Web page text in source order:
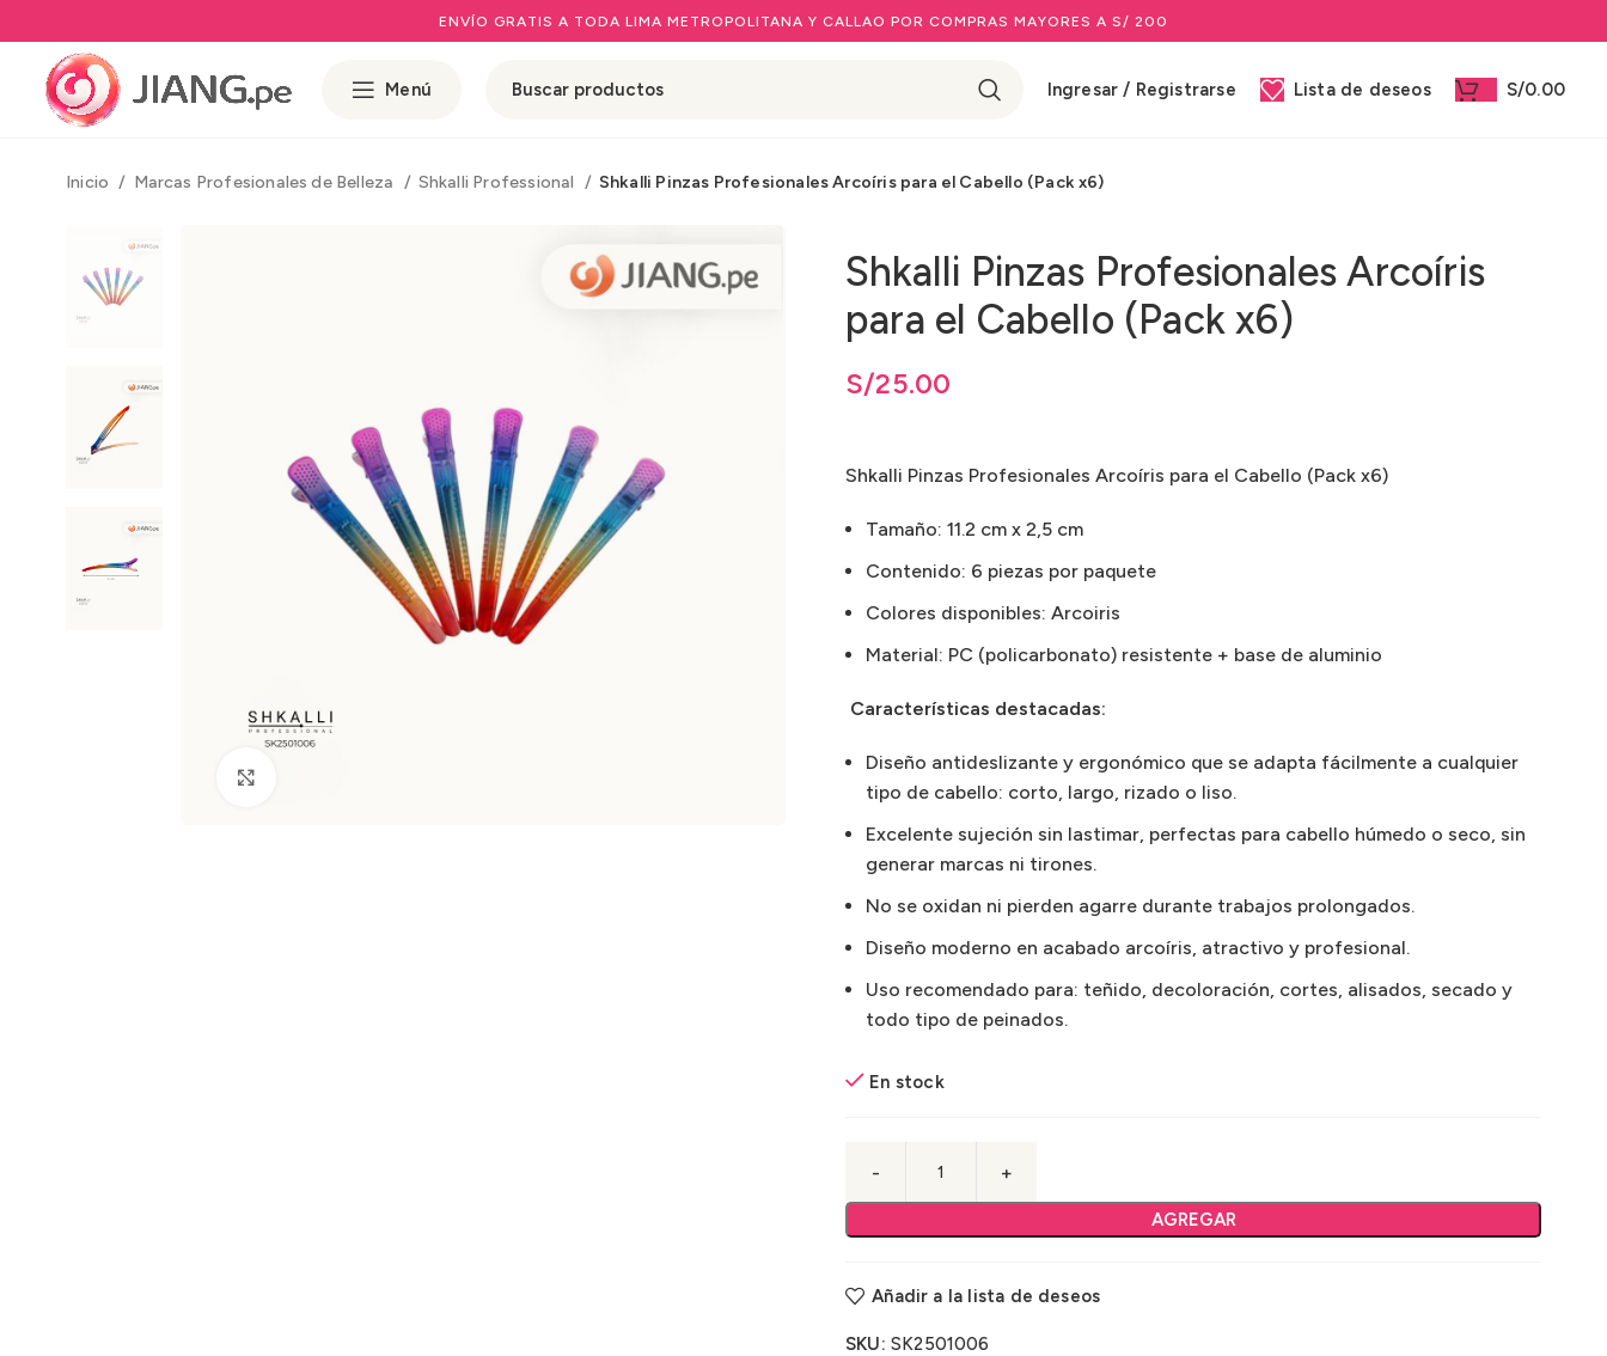
ENVÍO GRATIS A TODA LIMA METROPOLITANA Y CALLAO POR COMPRAS MAYORES A S/ 200
Menú Ingresar / Registrarse Lista de deseos S/0.00
Inicio Marcas Profesionales de Belleza Shkalli Professional Shkalli Pinzas Profesionales Arcoíris para el Cabello (Pack x6)
Shkalli Pinzas Profesionales Arcoíris
para el Cabello (Pack x6)
S/25.00
Shkalli Pinzas Profesionales Arcoíris para el Cabello (Pack x6)
Tamaño: 11.2 cm x 2,5 cm
Contenido: 6 piezas por paquete
Colores disponibles: Arcoiris
Material: PC (policarbonato) resistente + base de aluminio
Características destacadas:
Diseño antideslizante y ergonómico que se adapta fácilmente a cualquier
tipo de cabello: corto, largo, rizado o liso.
Excelente sujeción sin lastimar, perfectas para cabello húmedo o seco, sin
generar marcas ni tirones.
No se oxidan ni pierden agarre durante trabajos prolongados.
Diseño moderno en acabado arcoíris, atractivo y profesional.
Uso recomendado para: teñido, decoloración, cortes, alisados, secado y
todo tipo de peinados.
En stock
AGREGAR
Añadir a la lista de deseos
SKU: SK2501006